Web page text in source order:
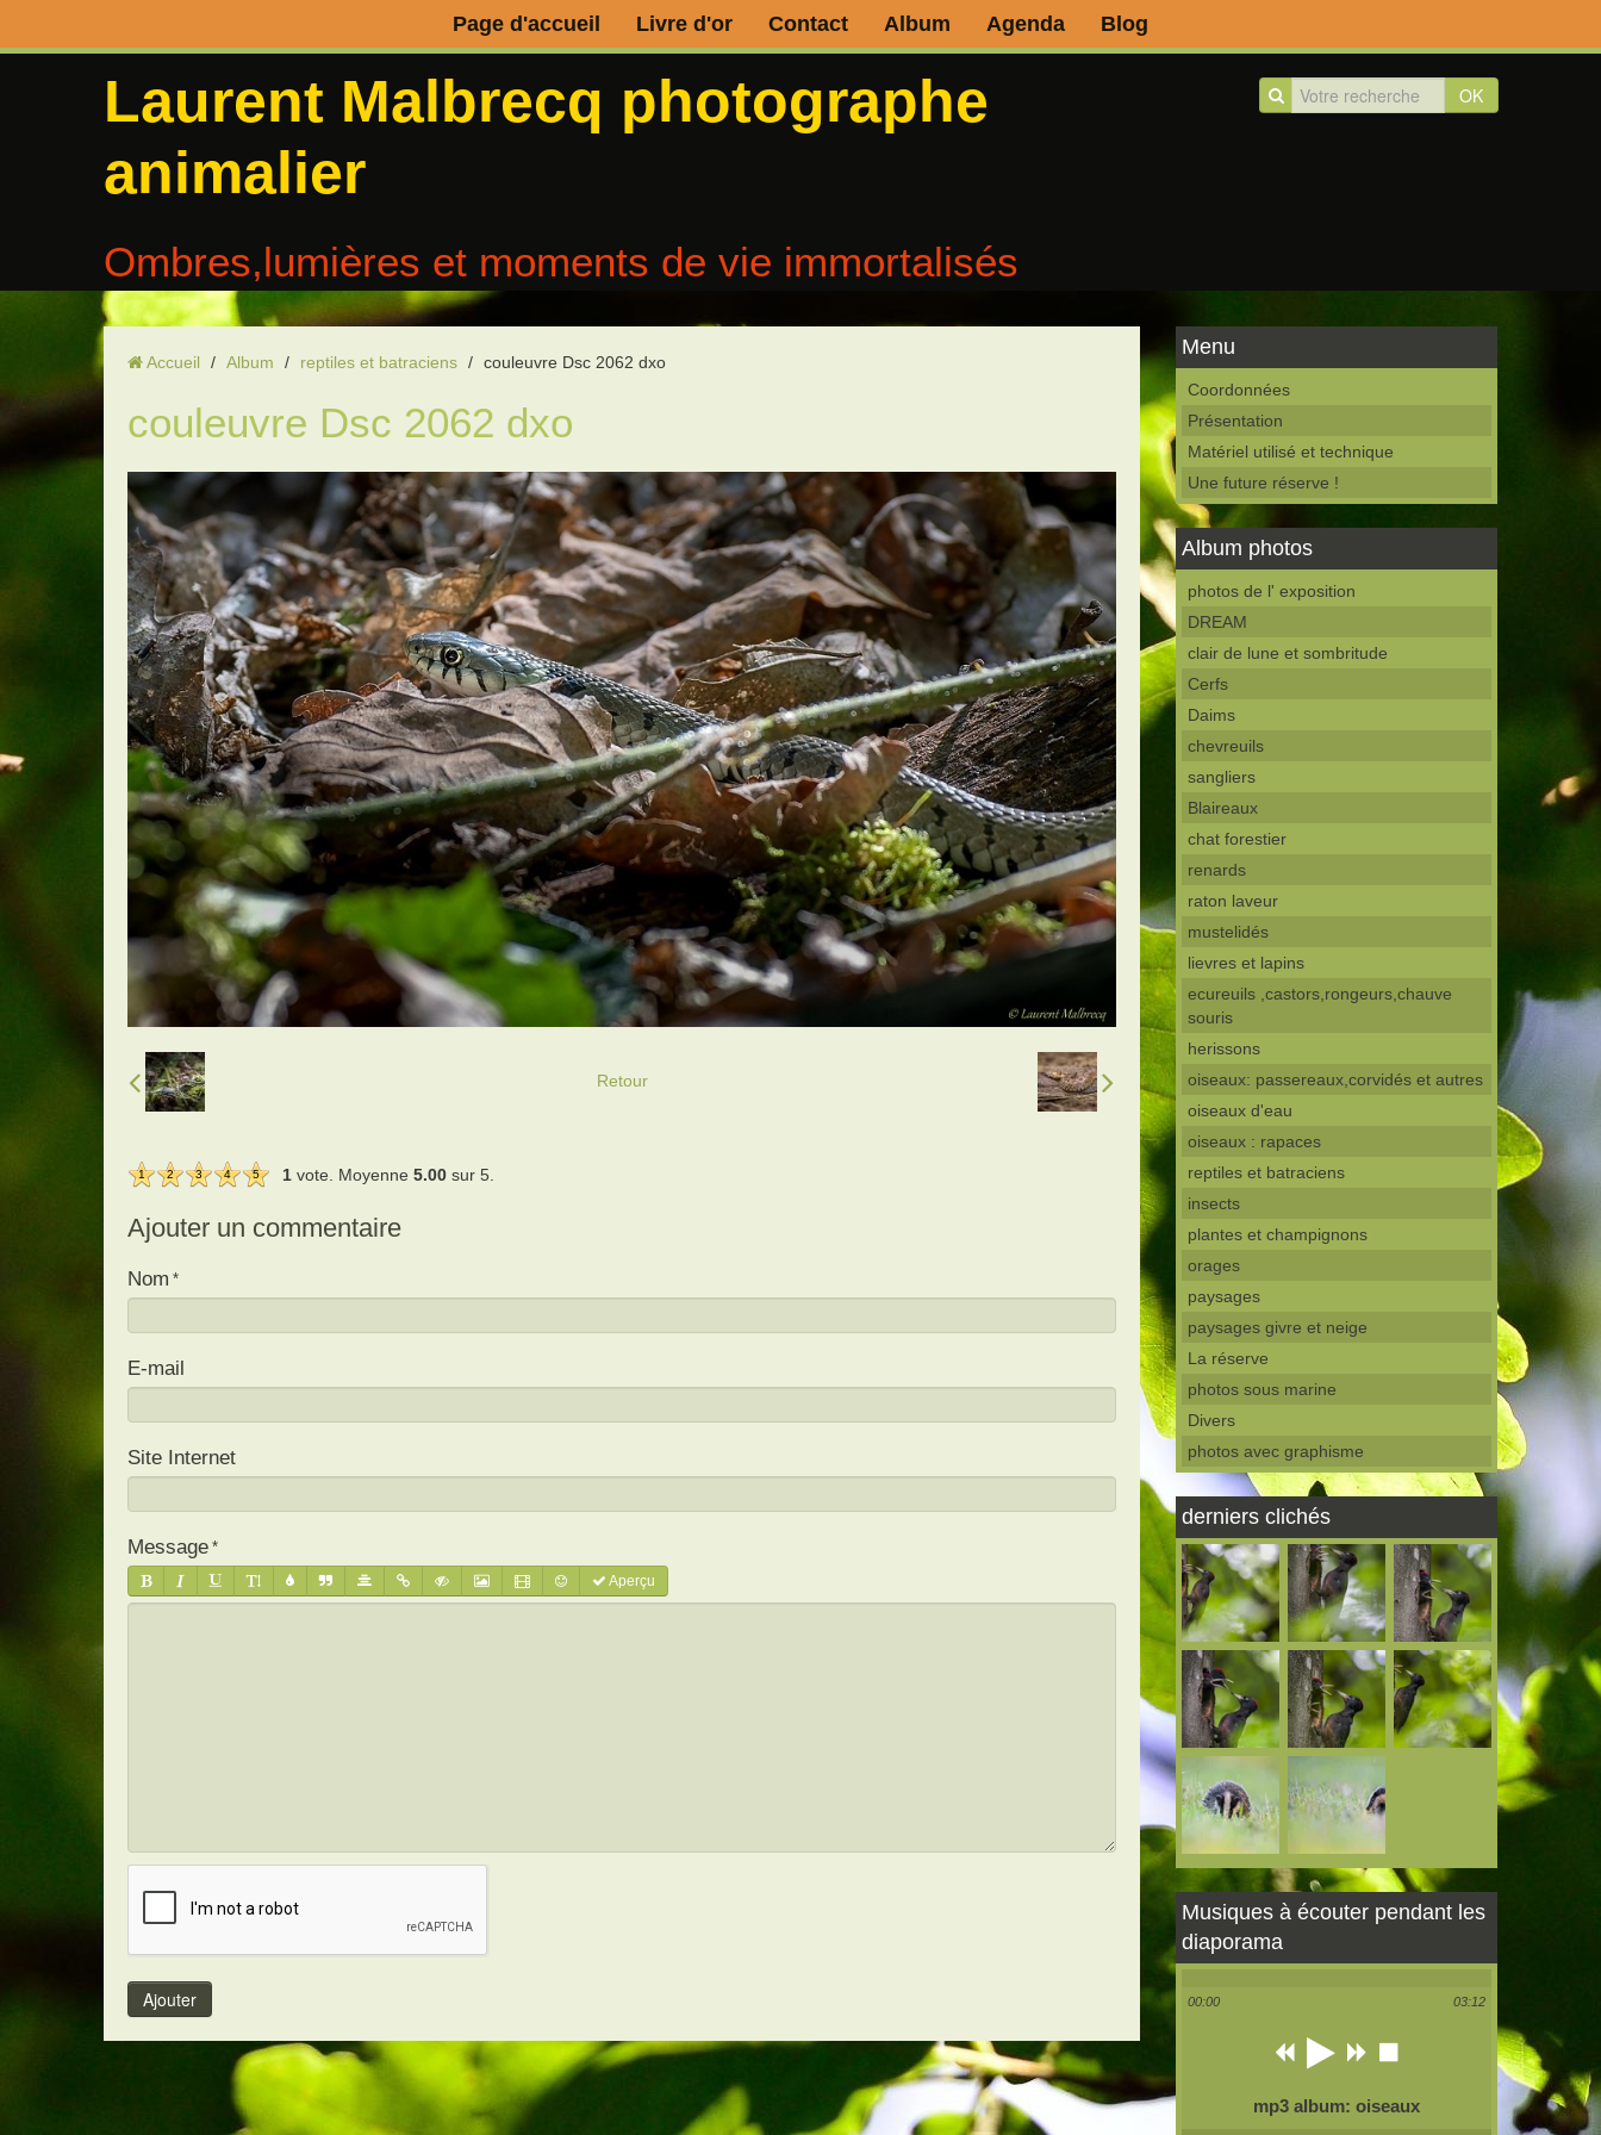
Page d'accueil Livre d'or Contact Album Agenda Blog
OK
Laurent Malbrecq photographe
animalier
Ombres,lumières et moments de vie immortalisés
Accueil / Album / reptiles et batraciens / couleuvre Dsc 2062 dxo
couleuvre Dsc 2062 dxo
Retour
1 2 3 4 5 1 vote. Moyenne 5.00 sur 5.
Ajouter un commentaire
Nom
E-mail
Site Internet
Message
Aperçu
Menu
Coordonnées
Présentation
Matériel utilisé et technique
Une future réserve !
Album photos
photos de l' exposition
DREAM
clair de lune et sombritude
Cerfs
Daims
chevreuils
sangliers
Blaireaux
chat forestier
renards
raton laveur
mustelidés
lievres et lapins
ecureuils ,castors,rongeurs,chauve
souris
herissons
oiseaux: passereaux,corvidés et autres
oiseaux d'eau
oiseaux : rapaces
reptiles et batraciens
insects
plantes et champignons
orages
paysages
paysages givre et neige
La réserve
photos sous marine
Divers
photos avec graphisme
derniers clichés
Musiques à écouter pendant les
diaporama
00:00 03:12
mp3 album: oiseaux